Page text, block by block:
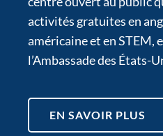
activités gratuites en
américaine et en STEM,
l’Ambassade des États-
EN SAVOIR PLUS